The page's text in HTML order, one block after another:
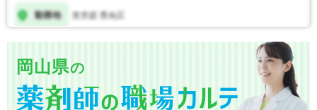
岡山県の